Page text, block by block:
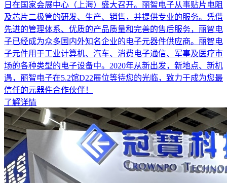
日在国家会展中心（上海）盛大召开。丽智电子从事贴片电阻
及芯片二极管的研发、生产、销售，并提供专业的服务。凭借
先进的管理体系、优质的产品质量和完善的售后服务，丽智电
子已经成为众多国内外知名企业的电子元器件供应商。丽智电
子元件用于工业计算机、汽车、消费电子通信、军事及医疗市
场的各种类型的电子设备中。2020年从新出发，新地点、新机
遇，丽智电子在5.2馆D22展位等待您的光临，致力于成为您最
信任的元器件合作伙伴！
了解详情